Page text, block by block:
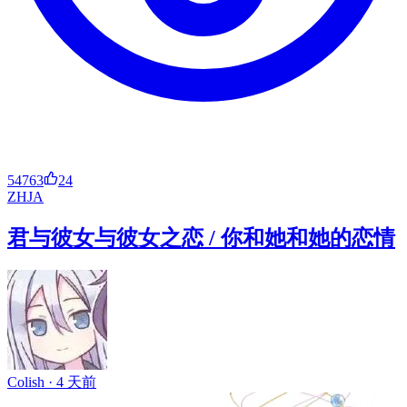
54763
24
ZHJA
君与彼女与彼女之恋 / 你和她和她的恋情
Colish · 4 天前